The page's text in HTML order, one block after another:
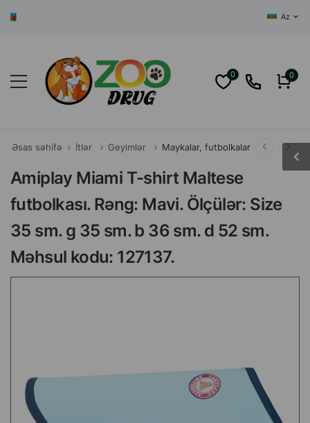
Az
0 0
Əsas səhifə İtlər Geyimlər Maykalar, futbolkalar
Amiplay Miami T-shirt Maltese
futbolkası. Rəng: Mavi. Ölçülər: Size
35 sm. g 35 sm. b 36 sm. d 52 sm.
Məhsul kodu: 127137.